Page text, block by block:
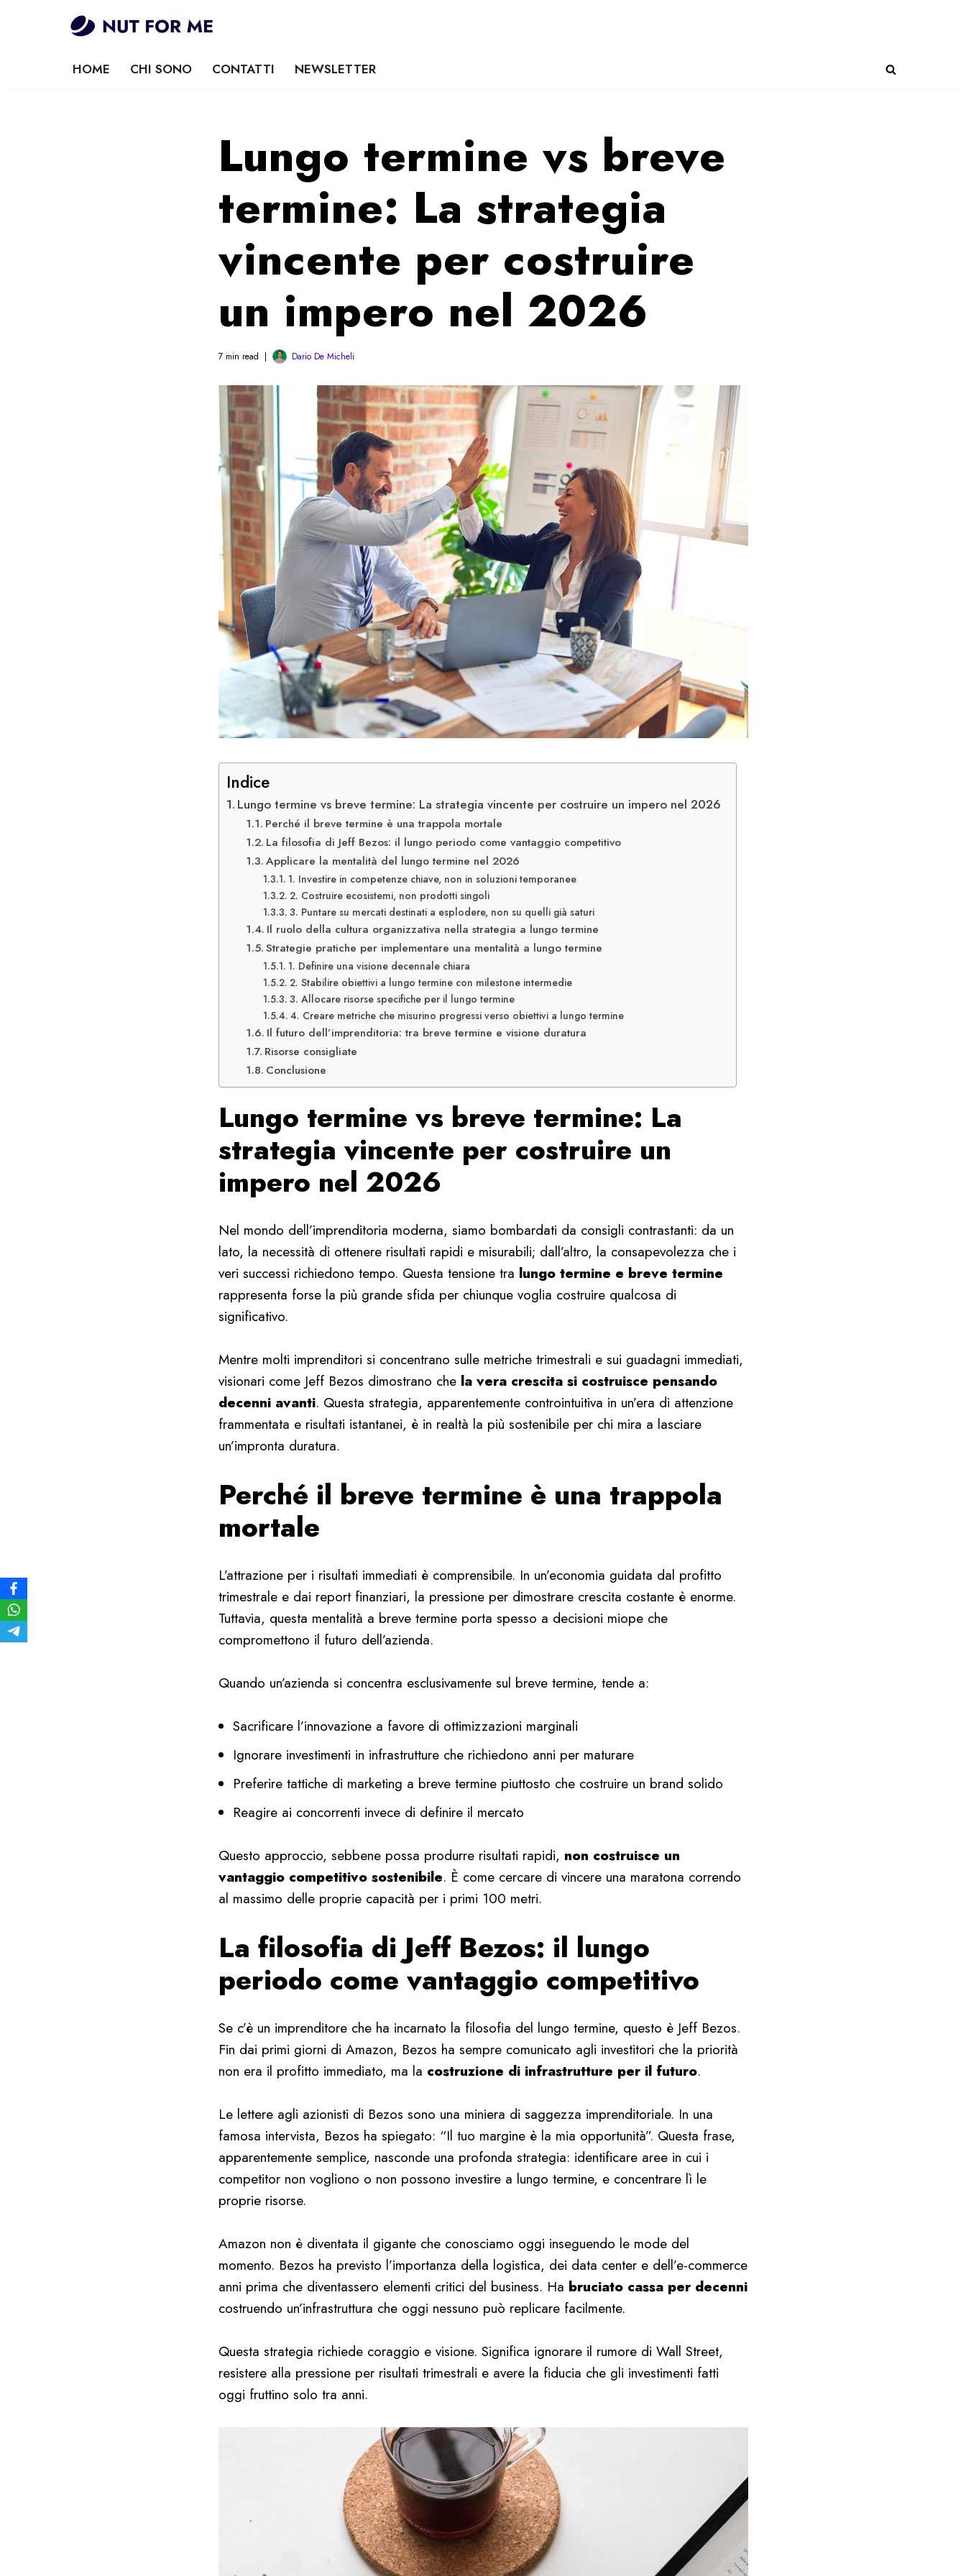
HOME CHI SONO CONTATTI NEWSLETTER
Lungo termine vs breve
termine: La strategia
vincente per costruire
un impero nel 2026
7 min read Dario De Micheli
Indice
Lungo termine vs breve termine: La strategia vincente per costruire un impero nel 2026
Perché il breve termine è una trappola mortale
La filosofia di Jeff Bezos: il lungo periodo come vantaggio competitivo
Applicare la mentalità del lungo termine nel 2026
1. Investire in competenze chiave, non in soluzioni temporanee
2. Costruire ecosistemi, non prodotti singoli
3. Puntare su mercati destinati a esplodere, non su quelli già saturi
Il ruolo della cultura organizzativa nella strategia a lungo termine
Strategie pratiche per implementare una mentalità a lungo termine
1. Definire una visione decennale chiara
2. Stabilire obiettivi a lungo termine con milestone intermedie
3. Allocare risorse specifiche per il lungo termine
4. Creare metriche che misurino progressi verso obiettivi a lungo termine
Il futuro dell’imprenditoria: tra breve termine e visione duratura
Risorse consigliate
Conclusione
Lungo termine vs breve termine: La
strategia vincente per costruire un
impero nel 2026
Nel mondo dell’imprenditoria moderna, siamo bombardati da consigli contrastanti: da un
lato, la necessità di ottenere risultati rapidi e misurabili; dall’altro, la consapevolezza che i
veri successi richiedono tempo. Questa tensione tra lungo termine e breve termine
rappresenta forse la più grande sfida per chiunque voglia costruire qualcosa di
significativo.
Mentre molti imprenditori si concentrano sulle metriche trimestrali e sui guadagni immediati,
visionari come Jeff Bezos dimostrano che la vera crescita si costruisce pensando
decenni avanti. Questa strategia, apparentemente controintuitiva in un’era di attenzione
frammentata e risultati istantanei, è in realtà la più sostenibile per chi mira a lasciare
un’impronta duratura.
Perché il breve termine è una trappola
mortale
L’attrazione per i risultati immediati è comprensibile. In un’economia guidata dal profitto
trimestrale e dai report finanziari, la pressione per dimostrare crescita costante è enorme.
Tuttavia, questa mentalità a breve termine porta spesso a decisioni miope che
compromettono il futuro dell’azienda.
Quando un’azienda si concentra esclusivamente sul breve termine, tende a:
Sacrificare l’innovazione a favore di ottimizzazioni marginali
Ignorare investimenti in infrastrutture che richiedono anni per maturare
Preferire tattiche di marketing a breve termine piuttosto che costruire un brand solido
Reagire ai concorrenti invece di definire il mercato
Questo approccio, sebbene possa produrre risultati rapidi, non costruisce un
vantaggio competitivo sostenibile. È come cercare di vincere una maratona correndo
al massimo delle proprie capacità per i primi 100 metri.
La filosofia di Jeff Bezos: il lungo
periodo come vantaggio competitivo
Se c’è un imprenditore che ha incarnato la filosofia del lungo termine, questo è Jeff Bezos.
Fin dai primi giorni di Amazon, Bezos ha sempre comunicato agli investitori che la priorità
non era il profitto immediato, ma la costruzione di infrastrutture per il futuro.
Le lettere agli azionisti di Bezos sono una miniera di saggezza imprenditoriale. In una
famosa intervista, Bezos ha spiegato: “Il tuo margine è la mia opportunità”. Questa frase,
apparentemente semplice, nasconde una profonda strategia: identificare aree in cui i
competitor non vogliono o non possono investire a lungo termine, e concentrare lì le
proprie risorse.
Amazon non è diventata il gigante che conosciamo oggi inseguendo le mode del
momento. Bezos ha previsto l’importanza della logistica, dei data center e dell’e-commerce
anni prima che diventassero elementi critici del business. Ha bruciato cassa per decenni
costruendo un’infrastruttura che oggi nessuno può replicare facilmente.
Questa strategia richiede coraggio e visione. Significa ignorare il rumore di Wall Street,
resistere alla pressione per risultati trimestrali e avere la fiducia che gli investimenti fatti
oggi fruttino solo tra anni.